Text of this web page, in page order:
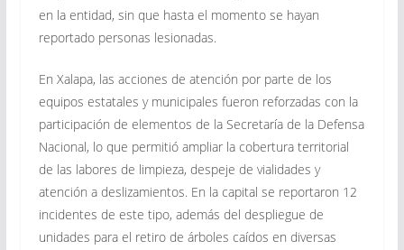
en la entidad, sin que hasta el momento se hayan
reportado personas lesionadas.
En Xalapa, las acciones de atención por parte de los
equipos estatales y municipales fueron reforzadas con la
participación de elementos de la Secretaría de la Defensa
Nacional, lo que permitió ampliar la cobertura territorial
de las labores de limpieza, despeje de vialidades y
atención a deslizamientos. En la capital se reportaron 12
incidentes de este tipo, además del despliegue de
unidades para el retiro de árboles caídos en diversas